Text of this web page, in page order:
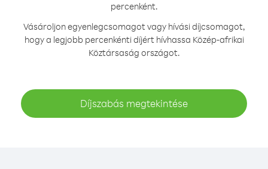
percenként.
Vásároljon egyenlegcsomagot vagy hívási díjcsomagot,
hogy a legjobb percenkénti díjért hívhassa Közép-afrikai
Köztársaság országot.
Díjszabás megtekintése